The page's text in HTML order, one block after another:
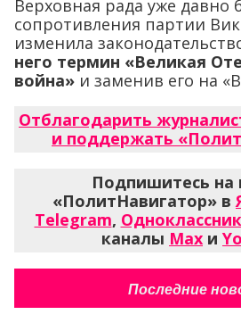
Верховная рада уже давно
сопротивления партии
изменила
него термин «Великая
война» и заменив его на
Отблагодарить
и поддержать
Подпишитесь на
«ПолитНавигатор» в
Telegram,
каналы Max и
Последние